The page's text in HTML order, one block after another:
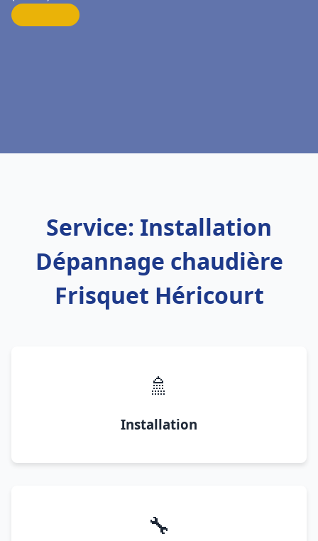
Service: Installation
Dépannage chaudière
Frisquet Héricourt
🚿
Installation
🔧